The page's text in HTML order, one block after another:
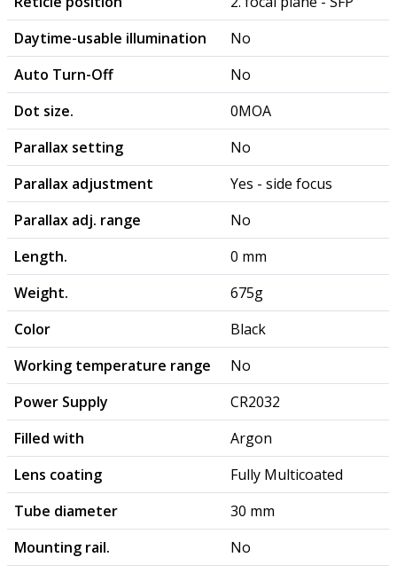
Daytime-usable illumination
No
Auto Turn-Off
No
Dot size.
0MOA
Parallax setting
No
Parallax adjustment
Yes - side focus
Parallax adj. range
No
Length.
0 mm
Weight.
675g
Color
Black
Working temperature range
No
Power Supply
CR2032
Filled with
Argon
Lens coating
Fully Multicoated
Tube diameter
30 mm
Mounting rail.
No